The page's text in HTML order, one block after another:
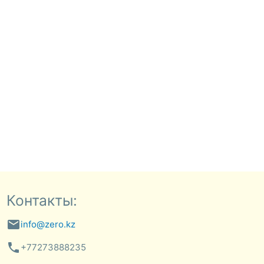
Контакты:
emailinfo@zero.kz
phone +77273888235